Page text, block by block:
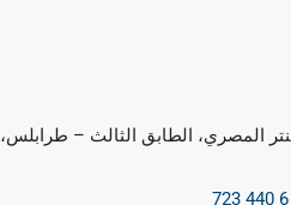
المصري، الطابق الثالث – طرابلس،